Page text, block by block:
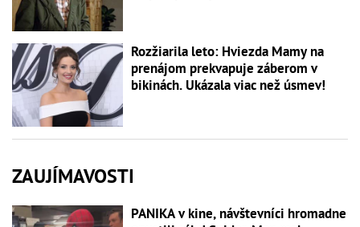
Rozžiarila leto: Hviezda Mamy na
prenájom prekvapuje záberom v
bikinách. Ukázala viac než úsmev!
ZAUJÍMAVOSTI
PANIKA v kine, návštevníci hromadne